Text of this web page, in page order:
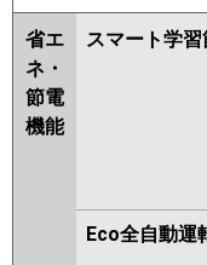
パナソニック
東芝
三菱電機
省エ
ネ・
節電
機能
スマート学習
Eco全自動運